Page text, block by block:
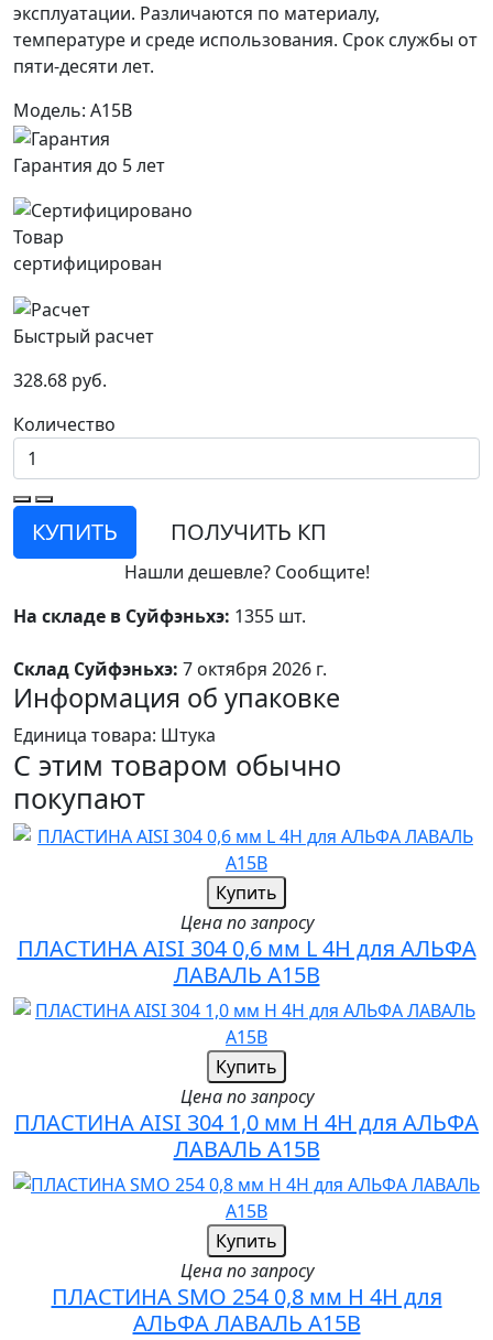
эксплуатации. Различаются по материалу,
температуре и среде использования. Срок службы от
пяти-десяти лет.
Модель: A15B
Гарантия до 5 лет
Товар
сертифицирован
Быстрый расчет
328.68 руб.
Количество
КУПИТЬ ПОЛУЧИТЬ КП
Нашли дешевле? Сообщите!
На складе в Суйфэньхэ: 1355 шт.
Склад Суйфэньхэ: 7 октября 2026 г.
Информация об упаковке
Единица товара: Штука
С этим товаром обычно
покупают
Купить
Цена по запросу
ПЛАСТИНА AISI 304 0,6 мм L 4H для АЛЬФА
ЛАВАЛЬ A15B
Купить
Цена по запросу
ПЛАСТИНА AISI 304 1,0 мм H 4H для АЛЬФА
ЛАВАЛЬ A15B
Купить
Цена по запросу
ПЛАСТИНА SMO 254 0,8 мм H 4H для
АЛЬФА ЛАВАЛЬ A15B